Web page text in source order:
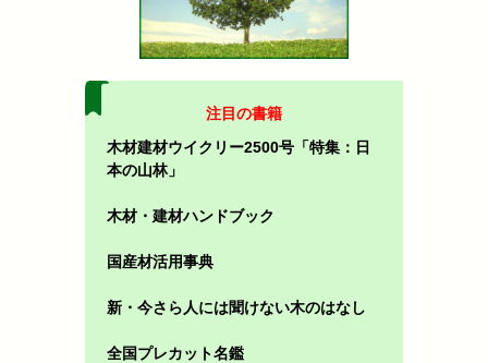
注目の書籍
木材建材ウイクリー2500号「特集：日
本の山林」
木材・建材ハンドブック
国産材活用事典
新・今さら人には聞けない木のはなし
全国プレカット名鑑